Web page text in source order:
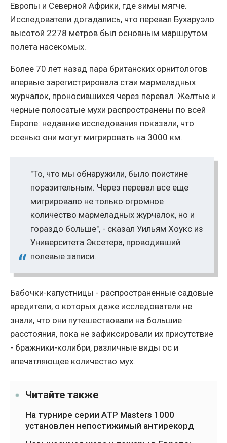
Европы и Северной Африки, где зимы мягче.
Исследователи догадались, что перевал Бухаруэло
высотой 2278 метров был основным маршрутом
полета насекомых.
Более 70 лет назад пара британских орнитологов
впервые зарегистрировала стаи мармеладных
журчалок, проносившихся через перевал. Желтые и
черные полосатые мухи распространены по всей
Европе: недавние исследования показали, что
осенью они могут мигрировать на 3000 км.
"То, что мы обнаружили, было поистине
поразительным. Через перевал все еще
мигрировало не только огромное
количество мармеладных журчалок, но и
гораздо больше", - сказал Уильям Хоукс из
Университета Эксетера, проводивший
полевые записи.
Бабочки-капустницы - распространенные садовые
вредители, о которых даже исследователи не
знали, что они путешествовали на большие
расстояния, пока не зафиксировали их присутствие
- бражники-колибри, различные виды ос и
впечатляющее количество мух.
Читайте также
На турнире серии ATP Masters 1000
установлен непостижимый антирекорд